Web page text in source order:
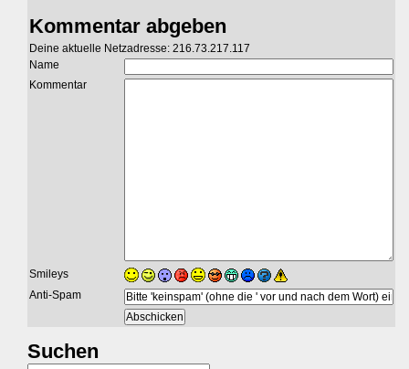
Kommentar abgeben
Deine aktuelle Netzadresse: 216.73.217.117
Name
Kommentar
Smileys
Anti-Spam
Suchen